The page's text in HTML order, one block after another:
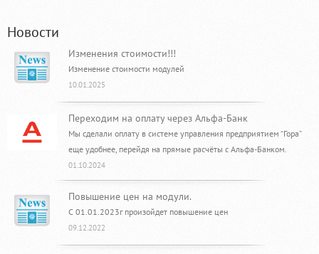
Новости
Изменения стоимости!!!
Изменение стоимости модулей
10.01.2025
Переходим на оплату через Альфа-Банк
Мы сделали оплату в системе управления предприятием “Гора”
еще удобнее, перейдя на прямые расчёты с Альфа-Банком.
01.10.2024
Повышение цен на модули.
С 01.01.2023г произойдет повышение цен
09.12.2022